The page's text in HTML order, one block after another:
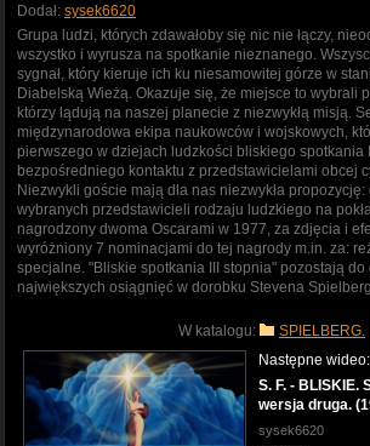
Dodał: sysek6620
Grupa ludzi, których zdawałoby się nic nie łączy,
wszystko i wyrusza na spotkanie nieznanego.
sygnał, który kieruje ich ku niesamowitej górze w
Diabelską Wieżą. Okazuje się, że miejsce to wybrali
którzy lądują na naszej planecie z niezwykłą misją.
międzynarodowa ekipa naukowców i wojskowych,
pierwszego w dziejach ludzkości bliskiego spotkania
bezpośredniego kontaktu z przedstawicielami obcej
Niezwykli goście mają dla nas niezwykła
wybranych przedstawicieli rodzaju ludzkiego na
nagrodzony dwoma Oscarami w 1977, za zdjęcia i
wyróżniony 7 nominacjami do tej nagrody m.in. za:
specjalne. "Bliskie spotkania III stopnia" pozostają do
największych osiągnięć w dorobku Stevena
W katalogu: SPIELBERG.
Następne wideo:
S. F. - BLISKIE.
wersja druga.
sysek6620